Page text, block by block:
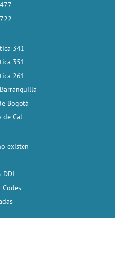
341
351
261
Bogotá
de Cali
existen
DDI
Codes